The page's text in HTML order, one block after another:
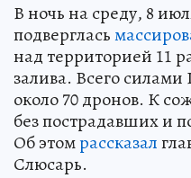
В ночь на среду, 8
подверглась
над территорией 11
залива. Всего
около 70 дронов. К
без пострадавших и
Об этомрассказал
Слюсарь.